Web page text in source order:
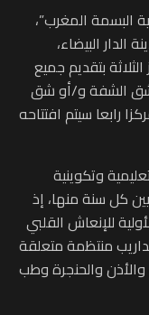
البسمة المغرب”،
الدار البيضاء،
بتقديم جميع
بشق الشفة و/أو شق
رابعا سيتم افتتاحه
وتكوينية
كل سنة منها، إذ
للإنعاش القلبي
منتظمة متعلقة
والحنجرة وطب